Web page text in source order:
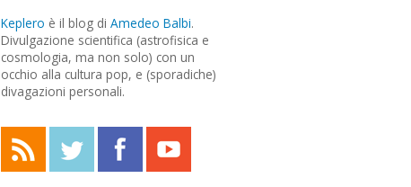
Keplero è il blog di Amedeo Balbi.
Divulgazione scientifica (astrofisica e
cosmologia, ma non solo) con un
occhio alla cultura pop, e (sporadiche)
divagazioni personali.